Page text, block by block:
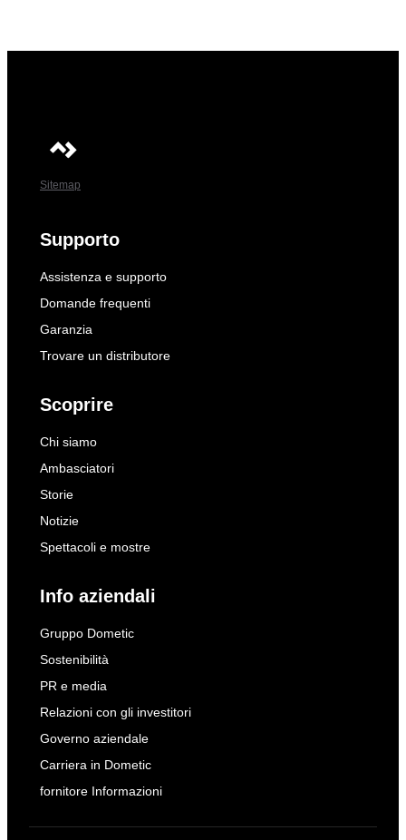
Sitemap
Supporto
Assistenza e supporto
Domande frequenti
Garanzia
Trovare un distributore
Scoprire
Chi siamo
Ambasciatori
Storie
Notizie
Spettacoli e mostre
Info aziendali
Gruppo Dometic
Sostenibilità
PR e media
Relazioni con gli investitori
Governo aziendale
Carriera in Dometic
fornitore Informazioni